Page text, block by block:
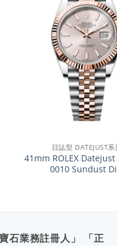
日誌型 DATEJUST系
41mm ROLEX
0010 Sundust
石業務註冊人」 「正